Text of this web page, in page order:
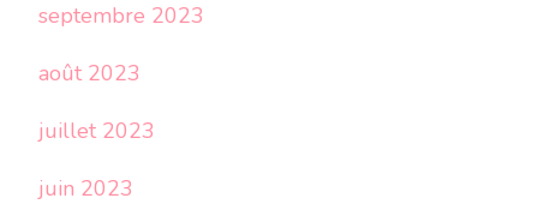
septembre 2023
août 2023
juillet 2023
juin 2023